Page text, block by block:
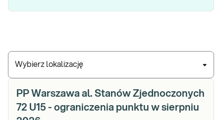
Wybierz lokalizację
PP Warszawa al. Stanów Zjednoczonych
72 U15 - ograniczenia punktu w sierpniu